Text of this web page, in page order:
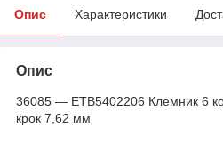
Опис Характеристики
Опис
36085 — ETB5402206 Клемник 6
крок 7,62 мм